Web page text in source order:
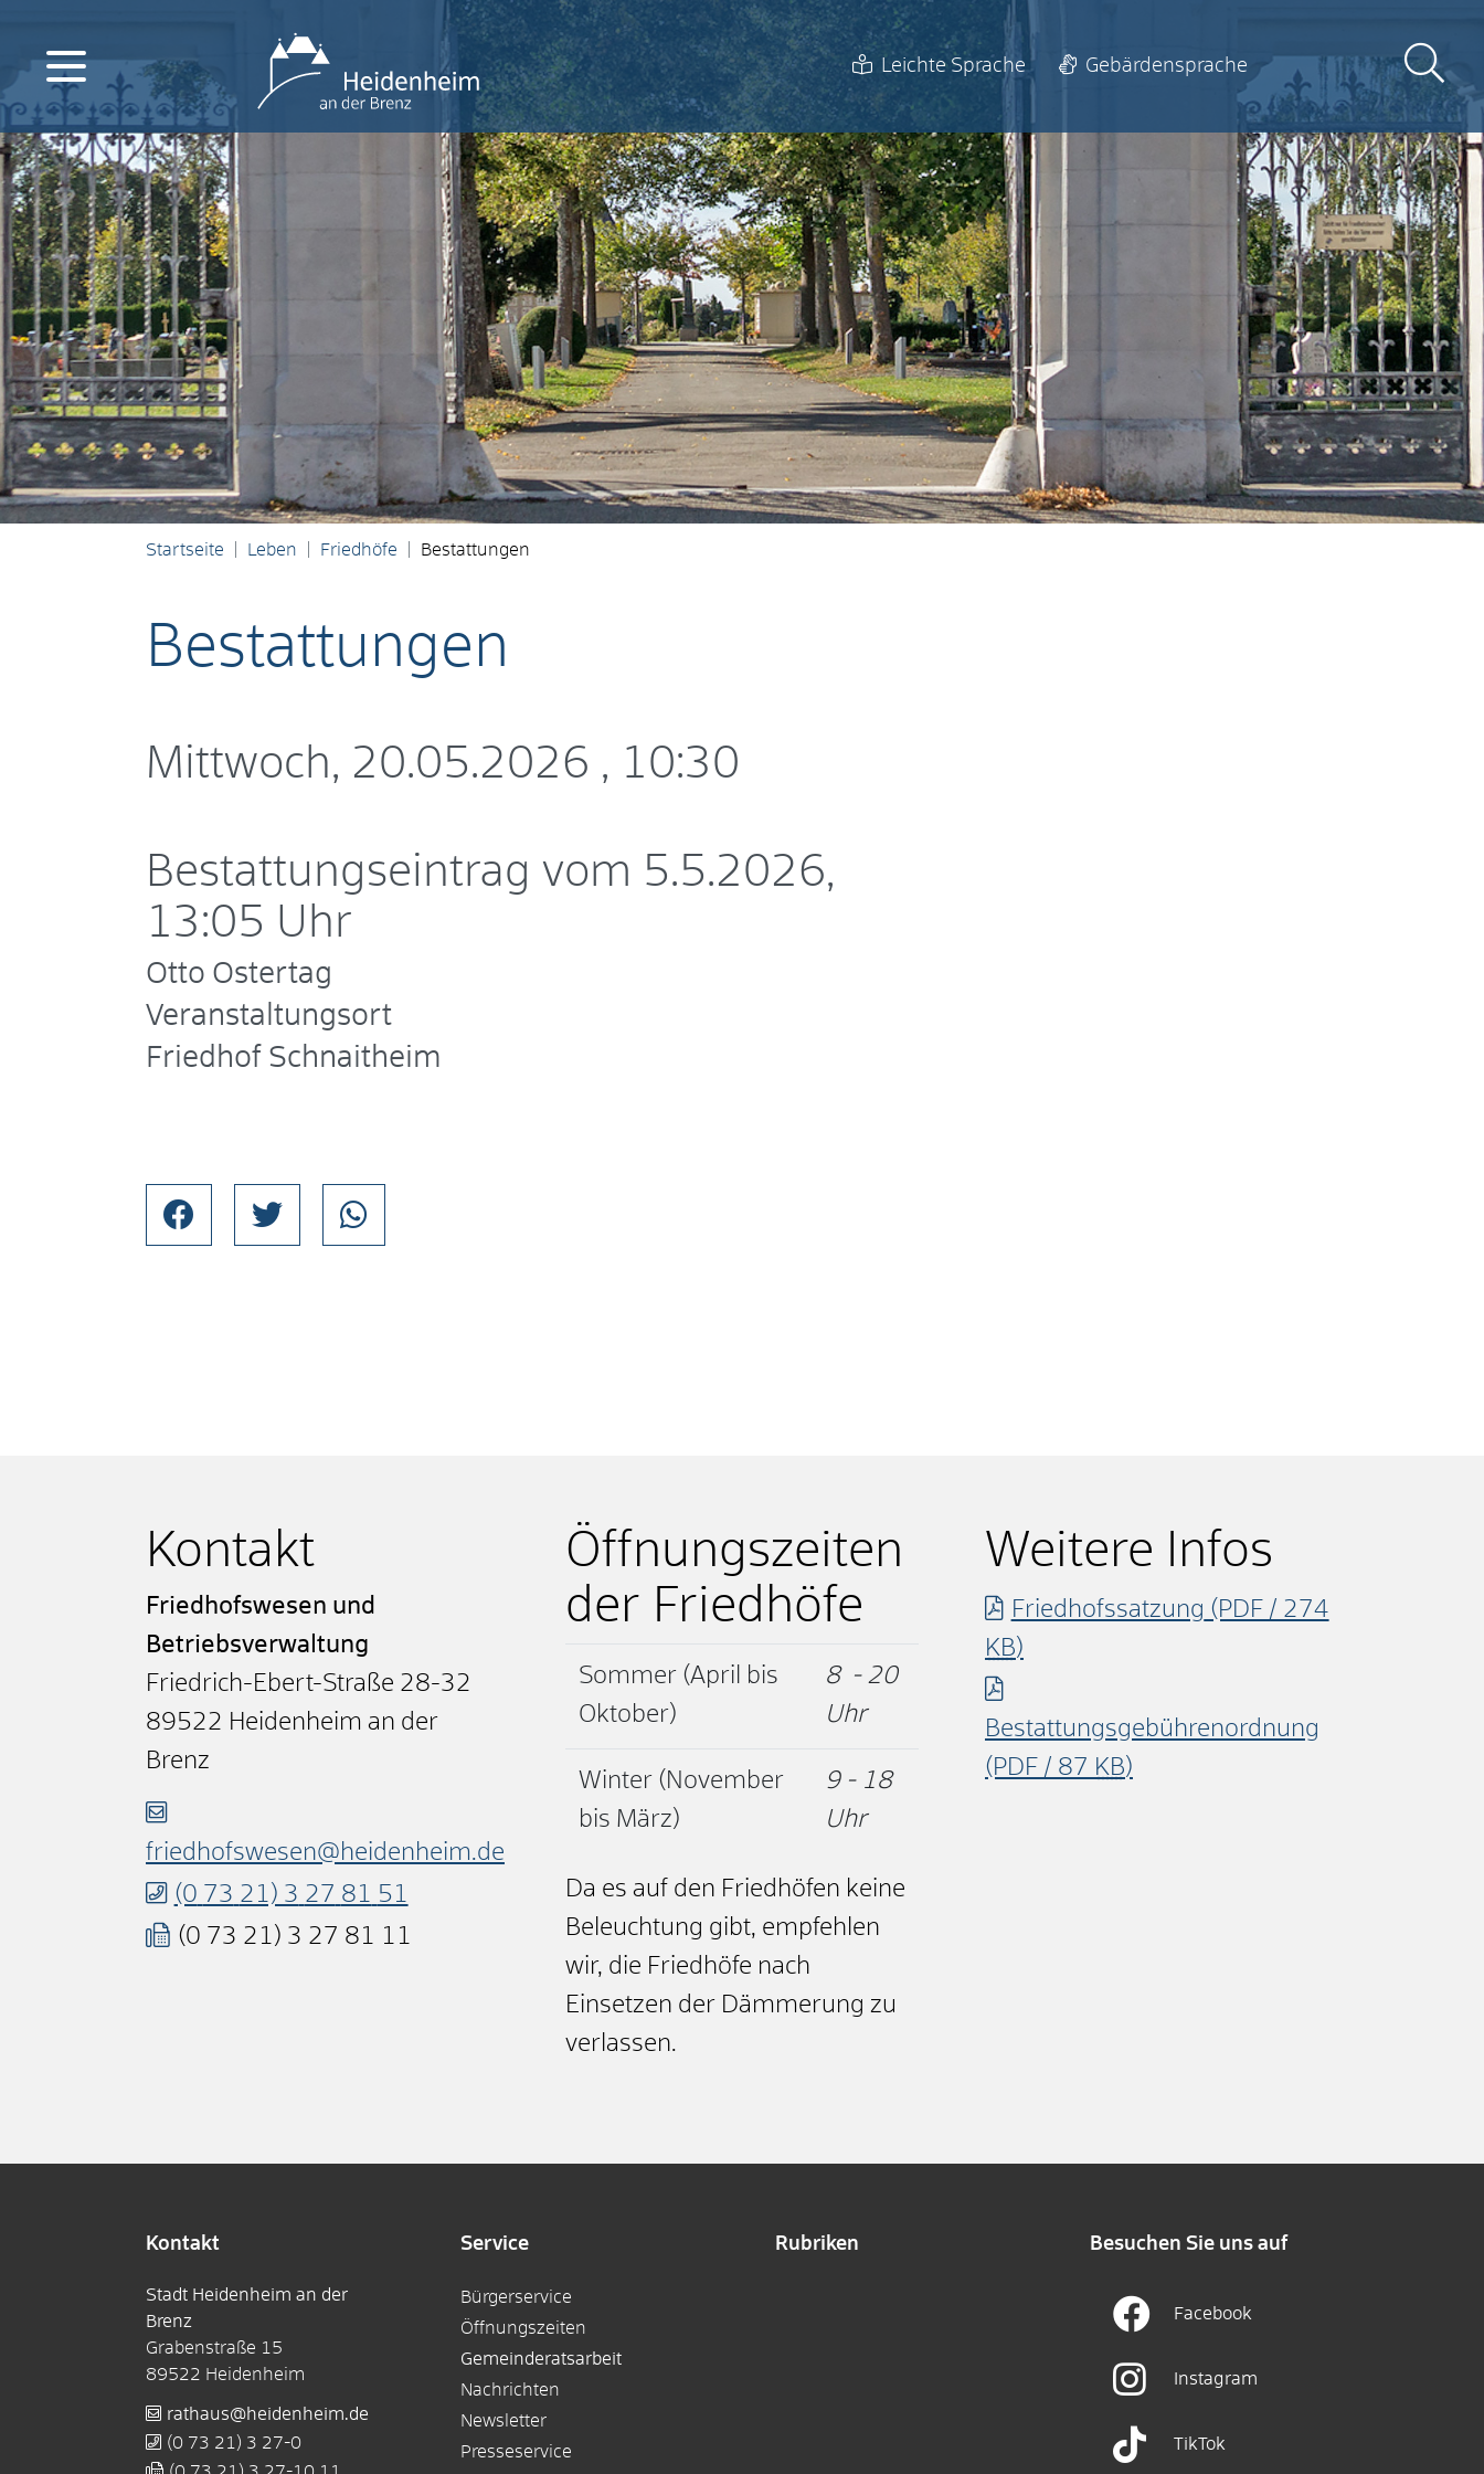
Leichte Sprache Gebärdensprache
Startseite Leben Friedhöfe Bestattungen
Bestattungen
Mittwoch, 20.05.2026 , 10:30
Bestattungseintrag vom 5.5.2026,
13:05 Uhr
Otto Ostertag
Veranstaltungsort
Friedhof Schnaitheim
Kontakt
Friedhofswesen und
Betriebsverwaltung
Friedrich-Ebert-Straße 28-32
89522 Heidenheim an der
Brenz
friedhofswesen@heidenheim.de
(0 73 21) 3 27 81 51
(0 73 21) 3 27 81 11
Öffnungszeiten
der Friedhöfe
Sommer (April bis
Oktober)
8 - 20
Uhr
Winter (November
bis März)
9 - 18
Uhr
Da es auf den Friedhöfen keine
Beleuchtung gibt, empfehlen
wir, die Friedhöfe nach
Einsetzen der Dämmerung zu
verlassen.
Weitere Infos
Friedhofssatzung (PDF / 274
KB)
Bestattungsgebührenordnung
(PDF / 87 KB)
Kontakt
Stadt Heidenheim an der
Brenz
Grabenstraße 15
89522 Heidenheim
rathaus@heidenheim.de
(0 73 21) 3 27-0
Service
Bürgerservice
Öffnungszeiten
Gemeinderatsarbeit
Nachrichten
Newsletter
Presseservice
Rubriken Besuchen Sie uns auf
Facebook
Instagram
TikTok